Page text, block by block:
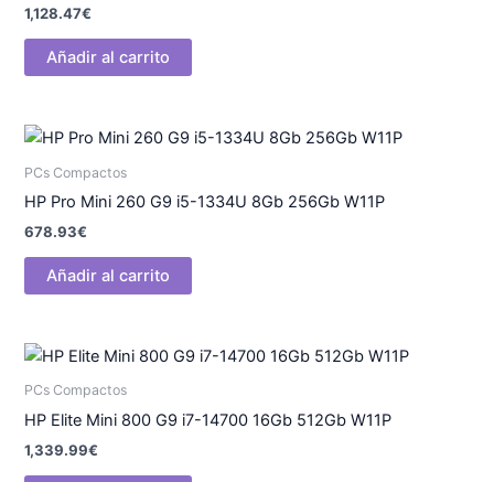
1,128.47€
Añadir al carrito
PCs Compactos
HP Pro Mini 260 G9 i5-1334U 8Gb 256Gb W11P
678.93€
Añadir al carrito
PCs Compactos
HP Elite Mini 800 G9 i7-14700 16Gb 512Gb W11P
1,339.99€